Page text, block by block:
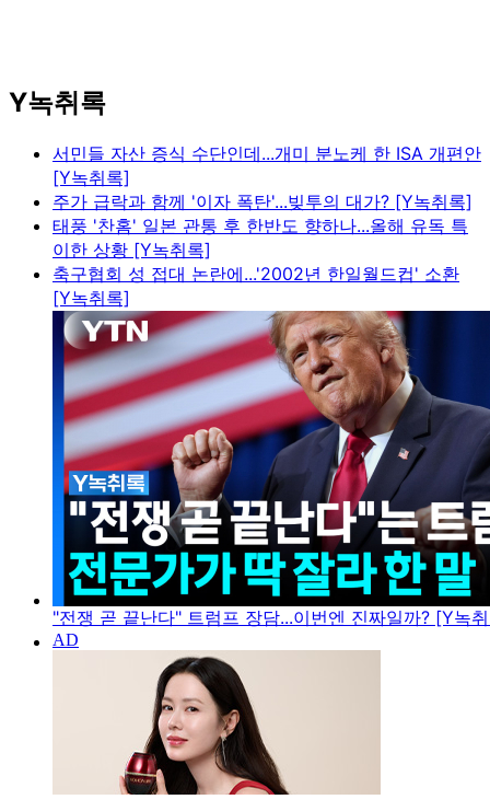
Y녹취록
서민들 자산 증식 수단인데...개미 분노케 한 ISA 개편안
[Y녹취록]
주가 급락과 함께 '이자 폭탄'...빚투의 대가? [Y녹취록]
태풍 '찬홈' 일본 관통 후 한반도 향하나...올해 유독 특
이한 상황 [Y녹취록]
축구협회 성 접대 논란에...'2002년 한일월드컵' 소환
[Y녹취록]
"전쟁 곧 끝난다" 트럼프 장담...이번엔 진짜일까? [Y녹